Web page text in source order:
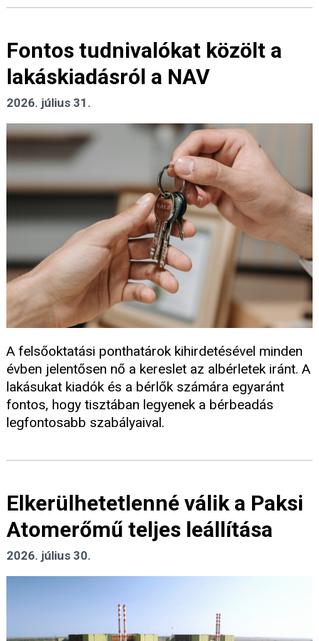
Fontos tudnivalókat közölt a
lakáskiadásról a NAV
2026. július 31.
A felsőoktatási ponthatárok kihirdetésével minden
évben jelentősen nő a kereslet az albérletek iránt. A
lakásukat kiadók és a bérlők számára egyaránt
fontos, hogy tisztában legyenek a bérbeadás
legfontosabb szabályaival.
Elkerülhetetlenné válik a Paksi
Atomerőmű teljes leállítása
2026. július 30.